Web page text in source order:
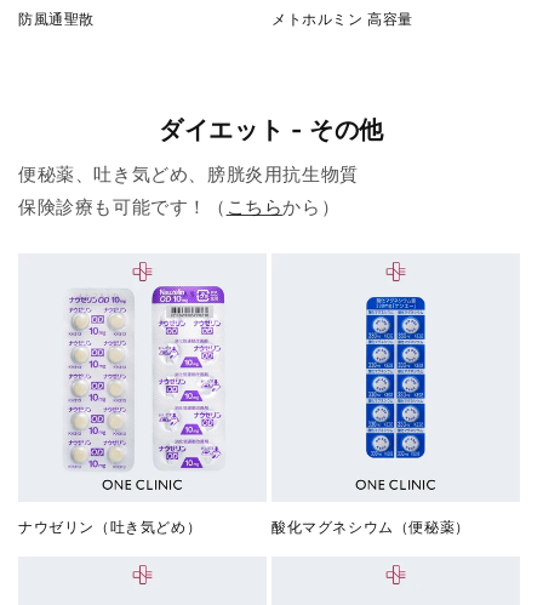
防風通聖散 メトホルミン 高容量
ダイエット - その他
便秘薬、吐き気どめ、膀胱炎用抗生物質
保険診療も可能です！（ こちらから）
ナウゼリン（吐き気どめ） 酸化マグネシウム（便秘薬）